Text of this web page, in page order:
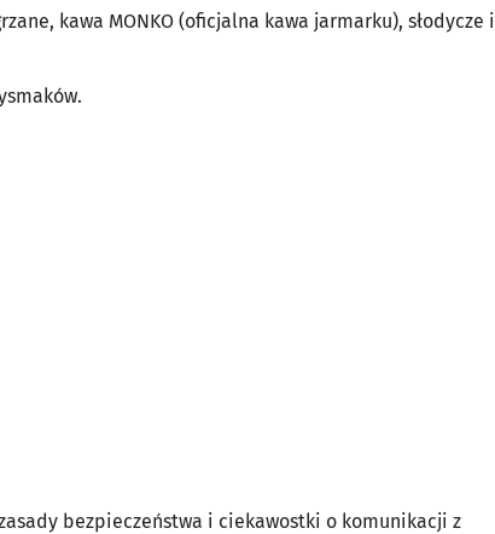
kawa MONKO (oficjalna kawa jarmarku), słodycze i
bezpieczeństwa i ciekawostki o komunikacji z